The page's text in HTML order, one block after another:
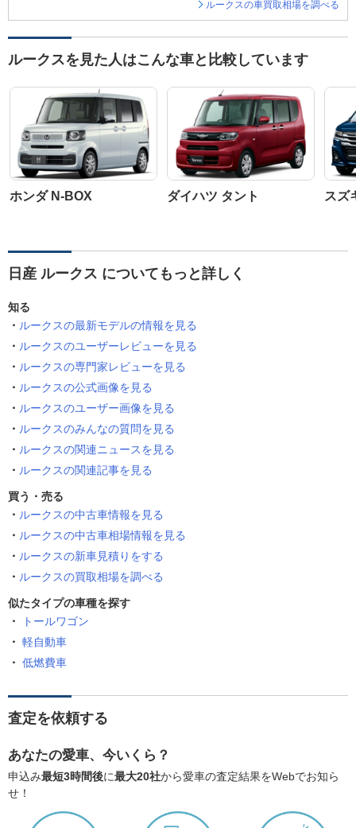
ルークスの車買取相場を調べる
ルークスを見た人はこんな車と比較しています
ホンダ N-BOX ダイハツ タント スズ
日産 ルークス についてもっと詳しく
知る
ルークスの最新モデルの情報を見る
ルークスのユーザーレビューを見る
ルークスの専門家レビューを見る
ルークスの公式画像を見る
ルークスのユーザー画像を見る
ルークスのみんなの質問を見る
ルークスの関連ニュースを見る
ルークスの関連記事を見る
買う・売る
ルークスの中古車情報を見る
ルークスの中古車相場情報を見る
ルークスの新車見積りをする
ルークスの買取相場を調べる
似たタイプの車種を探す
トールワゴン
軽自動車
低燃費車
査定を依頼する
あなたの愛車、今いくら？
申込み最短3時間後に最大20社から愛車の査定結果をWebでお知ら
せ！